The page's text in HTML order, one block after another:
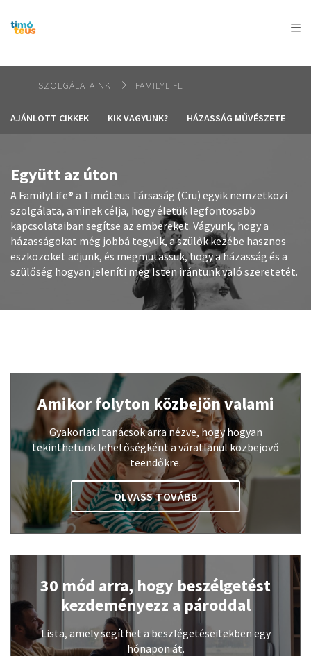
AFRICA
AMERICA / CARIBBEAN
OCEANIA
SZOLGÁLATAINK FAMILYLIFE
AJÁNLOTT CIKKEK KIK VAGYUNK? HÁZASSÁG MŰVÉSZETE
Együtt az úton
A FamilyLife® a Timóteus Társaság (Cru) egyik nemzetközi
szolgálata, aminek célja, hogy életük legfontosabb
kapcsolataiban segítse az embereket. Vágyunk, hogy a
házasságokat még jobbá tegyük, a szülők kezébe hasznos
eszközöket adjunk, és megmutassuk, hogy a házasság és a
szülőség hogyan jeleníti meg Isten irántunk való szeretetét.
Amikor folyton közbejön valami
Gyakorlati tanácsok arra nézve, hogy hogyan
tekinthetünk lehetőségként a váratlanul közbejövő
teendőkre.
OLVASS TOVÁBB
30 mód arra, hogy beszélgetést
kezdeményezz a pároddal
Lista, amely segíthet a beszlégetéseitekben egy
hónapon át.